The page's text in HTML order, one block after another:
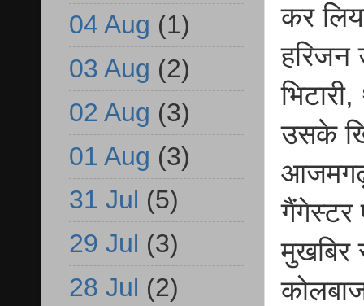
कर
हरिजन
उसके
आजमगढ़
गैंगेस्टर
मुखबिर
04 Aug (1)
03 Aug (2)
02 Aug (3)
01 Aug (3)
31 Jul (5)
29 Jul (3)
28 Jul (2)